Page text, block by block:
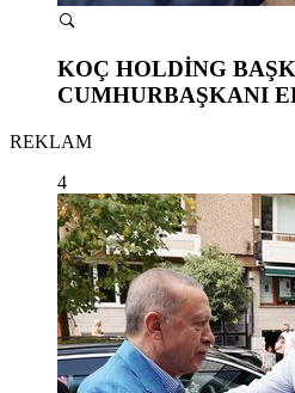
KOÇ HOLDİNG
CUMHURBAŞKANI
REKLAM
4